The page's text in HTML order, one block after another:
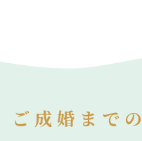
ご成婚まで